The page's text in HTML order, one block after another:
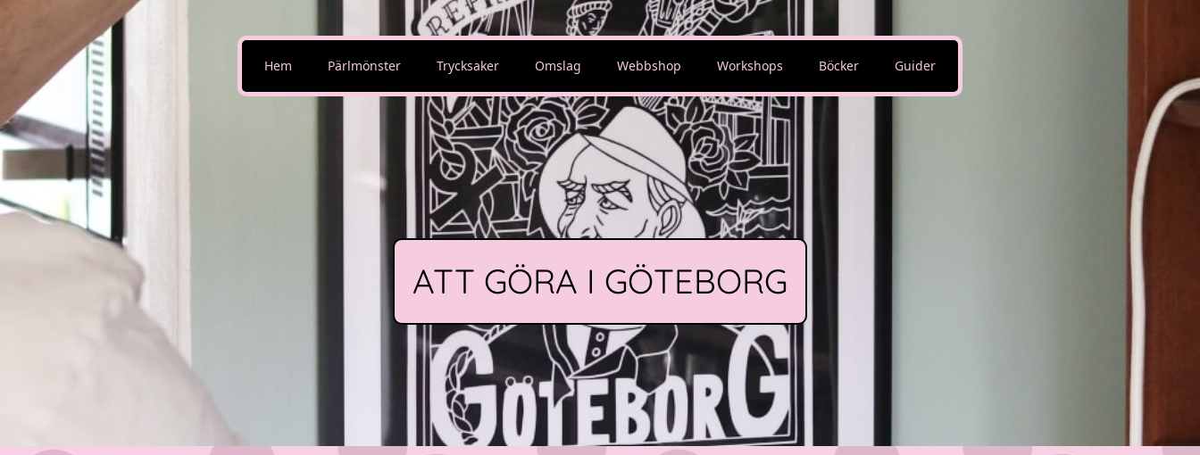
Hem Pärlmönster Trycksaker Omslag Webbshop Workshops Böcker Guider
ATT GÖRA I GÖTEBORG